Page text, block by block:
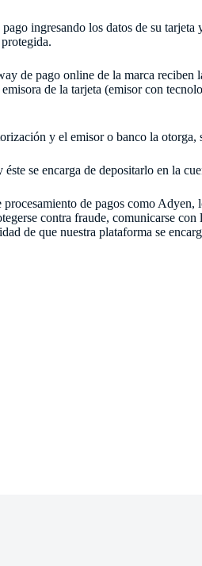
ingresando los datos de su tarjeta
de pago online de la marca
de la tarjeta (emisor con
y el emisor o banco la otorga,
éste se encarga de depositarlo en la
de pagos como Adyen,
contra fraude, comunicarse
de que nuestra plataforma se